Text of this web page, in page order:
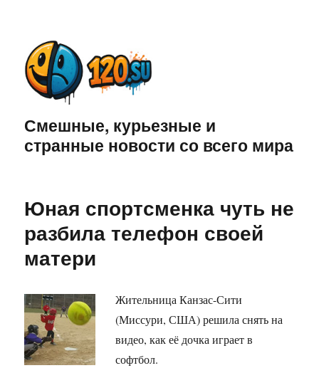
Смешные, курьезные и
странные новости со всего мира
Юная спортсменка чуть не
разбила телефон своей
матери
Жительница Канзас-Сити
(Миссури, США) решила снять на
видео, как её дочка играет в
софтбол.